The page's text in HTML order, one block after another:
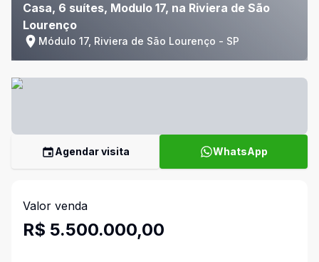
Casa, 6 suítes, Modulo 17, na Riviera de São
Lourenço
Módulo 17, Riviera de São Lourenço - SP
Agendar visita WhatsApp
Valor venda
R$ 5.500.000,00